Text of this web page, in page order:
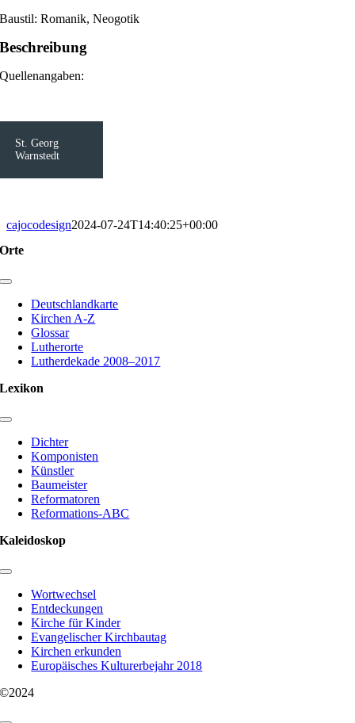
Baustil: Romanik, Neogotik
Beschreibung
Quellenangaben:
St. Georg
Warnstedt
cajocodesign2024-07-24T14:40:25+00:00
Orte
Toggle
NavigationDeutschlandkarte
Kirchen A-Z
Glossar
Lutherorte
Lutherdekade 2008–2017
Lexikon
Toggle
Navigation
Dichter
Komponisten
Künstler
Baumeister
Reformatoren
Reformations-ABC
Kaleidoskop
Toggle
NavigationWortwechsel
Entdeckungen
Kirche für Kinder
Evangelischer Kirchbautag
Kirchen erkunden
Europäisches Kulturerbejahr 2018
©2024